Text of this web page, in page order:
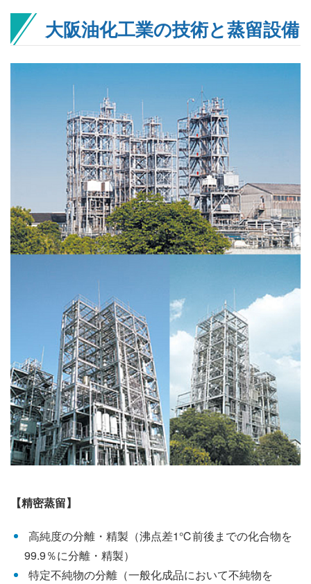
大阪油化工業の技術と蒸留設備
【精密蒸留】
高純度の分離・精製（沸点差1℃前後までの化合物を
99.9％に分離・精製）
特定不純物の分離（一般化成品において不純物を